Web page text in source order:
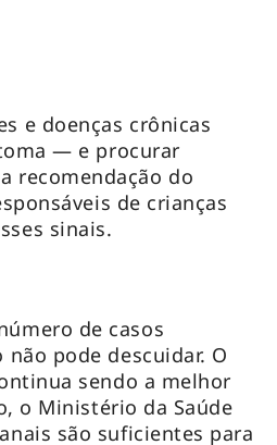
e doenças crônicas
— e procurar
recomendação do
de crianças
sinais.
de casos
pode descuidar. O
sendo a melhor
o Ministério da Saúde
são suficientes para